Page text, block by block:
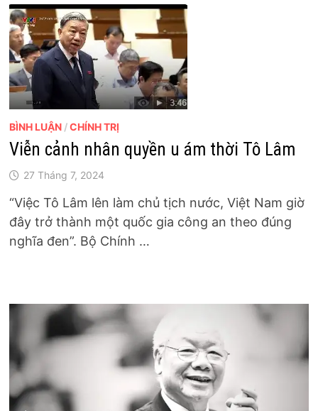
BÌNH LUẬN /CHÍNH TRỊ
Viễn cảnh nhân quyền u ám thời Tô Lâm
27 Tháng 7, 2024
“Việc Tô Lâm lên làm chủ tịch nước, Việt Nam giờ
đây trở thành một quốc gia công an theo đúng
nghĩa đen”. Bộ Chính …